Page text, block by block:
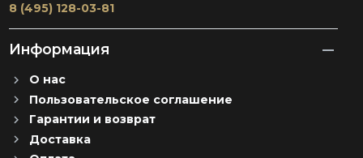
8 (495) 128-03-81
Информация
О нас
Пользовательское соглашение
Гарантии и возврат
Доставка